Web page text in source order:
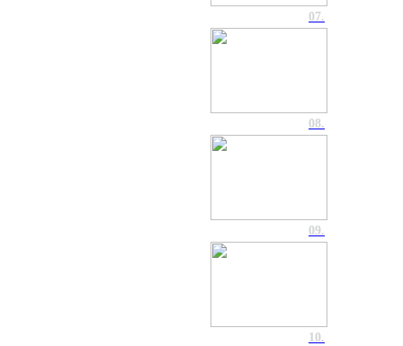
07.
08.
09.
10.